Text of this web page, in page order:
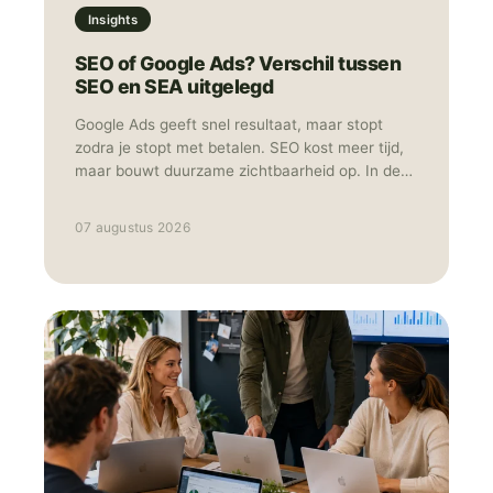
Insights
SEO of Google Ads? Verschil tussen
SEO en SEA uitgelegd
Google Ads geeft snel resultaat, maar stopt
zodra je stopt met betalen. SEO kost meer tijd,
maar bouwt duurzame zichtbaarheid op. In de
07 augustus 2026